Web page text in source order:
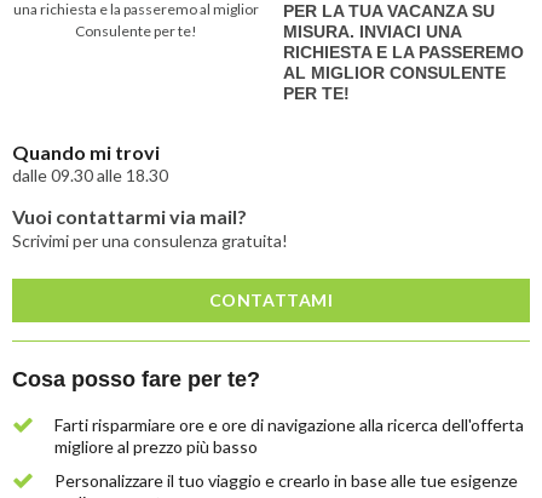
PER LA TUA VACANZA SU
MISURA. INVIACI UNA
RICHIESTA E LA PASSEREMO
AL MIGLIOR CONSULENTE
PER TE!
Quando mi trovi
dalle 09.30 alle 18.30
Vuoi contattarmi via mail?
Scrivimi per una consulenza gratuita!
CONTATTAMI
Cosa posso fare per te?
Farti risparmiare ore e ore di navigazione alla ricerca dell'offerta
migliore al prezzo più basso
Personalizzare il tuo viaggio e crearlo in base alle tue esigenze